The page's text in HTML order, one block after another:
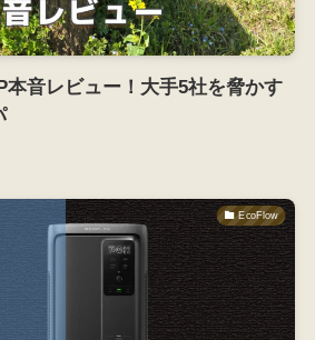
本音レビュー！大手5社を脅かす
EcoFlow